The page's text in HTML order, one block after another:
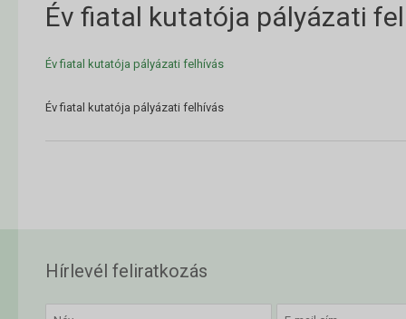
Év fiatal kutatója pályázati
Év fiatal kutatója pályázati felhívás
Év fiatal kutatója pályázati felhívás
Hírlevél feliratkozás